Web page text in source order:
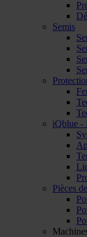
Semis
iQblue -
Pièces